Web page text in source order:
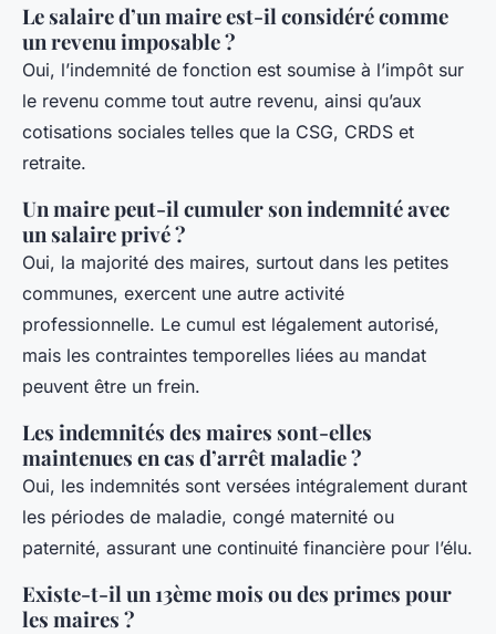
Le salaire d’un maire est-il considéré comme
un revenu imposable ?
Oui, l’indemnité de fonction est soumise à l’impôt sur
le revenu comme tout autre revenu, ainsi qu’aux
cotisations sociales telles que la CSG, CRDS et
retraite.
Un maire peut-il cumuler son indemnité avec
un salaire privé ?
Oui, la majorité des maires, surtout dans les petites
communes, exercent une autre activité
professionnelle. Le cumul est légalement autorisé,
mais les contraintes temporelles liées au mandat
peuvent être un frein.
Les indemnités des maires sont-elles
maintenues en cas d’arrêt maladie ?
Oui, les indemnités sont versées intégralement durant
les périodes de maladie, congé maternité ou
paternité, assurant une continuité financière pour l’élu.
Existe-t-il un 13ème mois ou des primes pour
les maires ?